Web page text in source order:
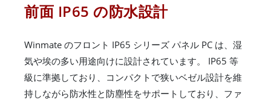
前面 IP65 の防水設計
Winmate のフロント IP65 シリーズ パネル PC は、湿
気や埃の多い用途向けに設計されています。 IP65 等
級に準拠しており、コンパクトで狭いベゼル設計を維
持しながら防水性と防塵性をサポートしており、ファ